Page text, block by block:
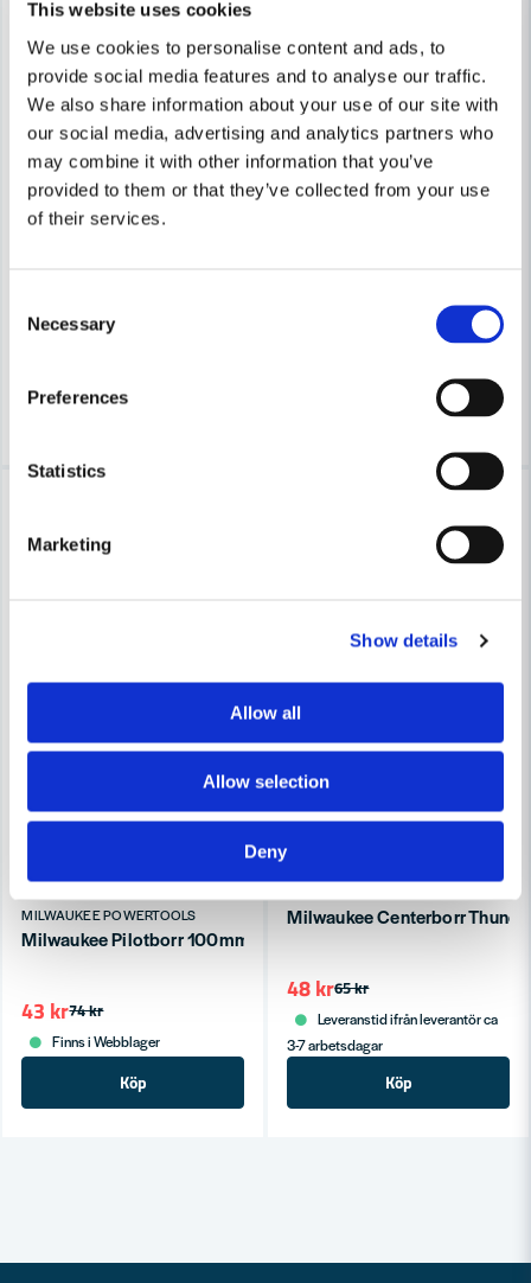
This website uses cookies
We use cookies to personalise content and ads, to
provide social media features and to analyse our traffic.
We also share information about your use of our site with
our social media, advertising and analytics partners who
may combine it with other information that you’ve
provided to them or that they’ve collected from your use
of their services.
Selection
Necessary
Preferences
Statistics
Marketing
Show details
Allow all
Allow selection
Deny
535 kr
414 kr
Köp
MILWAUKEE POWERTOOLS
Milwaukee Pilotborr 100mm
74 kr
43 kr
Finns i Webblager
Köp
Milwaukee Centerborr
65 kr
48 kr
Leveranstid ifrån leverantör ca
3-7 arbetsdagar
Köp